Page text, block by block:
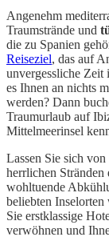
Angenehm
Traumstrände und
die zu Spanien
Reiseziel, das auf
unvergessliche
es Ihnen an nichts
werden? Dann
Traumurlaub auf
Mittelmeerinsel
Lassen Sie sich
herrlichen Stränden
wohltuende
beliebten Inselorten
Sie erstklassige
verwöhnen und